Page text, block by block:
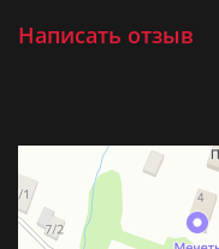
Написать отзыв